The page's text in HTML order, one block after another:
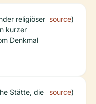
religiöser
kurzer
Denkmal
source)
Stätte, die
source)